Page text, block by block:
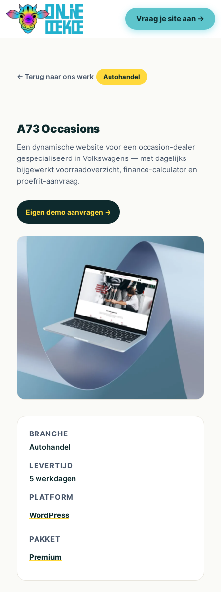
Vraag je site aan →
← Terug naar ons werk Autohandel
A73 Occasions
Een dynamische website voor een occasion-dealer
gespecialiseerd in Volkswagens — met dagelijks
bijgewerkt voorraadoverzicht, finance-calculator en
proefrit-aanvraag.
Eigen demo aanvragen →
BRANCHE
Autohandel
LEVERTIJD
5 werkdagen
PLATFORM
WordPress
PAKKET
Premium